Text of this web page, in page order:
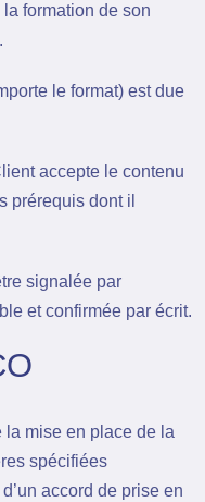
formation de son
le format) est due
accepte le contenu
prérequis dont il
signalée par
et confirmée par écrit.
la mise en place de la
spécifiées
accord de prise en